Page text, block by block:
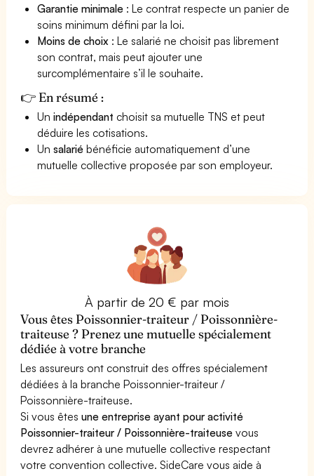
Garantie minimale : Le contrat respecte un panier de
soins minimum défini par la loi.
Moins de choix : Le salarié ne choisit pas librement
son contrat, mais peut ajouter une
surcomplémentaire s’il le souhaite.
👉 En résumé :
Unindépendant choisit sa mutuelle TNS et peut
déduire les cotisations.
Unsalarié bénéficie automatiquement d’une
mutuelle collective proposée par son employeur.
À partir de 20 € par mois
Vous êtes Poissonnier-traiteur / Poissonnière-
traiteuse ? Prenez une mutuelle spécialement
dédiée à votre branche
Les assureurs ont construit des offres spécialement
dédiées à la branche Poissonnier-traiteur /
Poissonnière-traiteuse.
Si vous êtesune entreprise ayant pour activité
Poissonnier-traiteur / Poissonnière-traiteuse vous
devrez adhérer à une mutuelle collective respectant
votre convention collective. SideCare vous aide à